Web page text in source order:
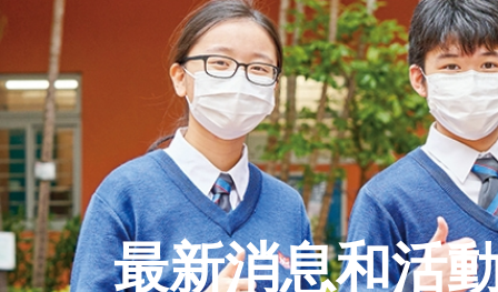
最新消息和活